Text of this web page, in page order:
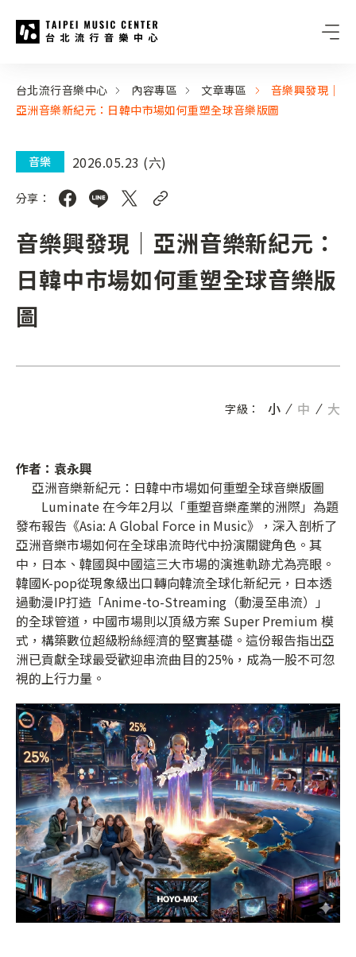
:::
台北流行音樂中心 內容專區 文章專區
音樂興發現｜
亞洲音樂新紀元：日韓中市場如何重塑全球音樂版圖
音樂 2026.05.23 (六)
分享：
音樂興發現｜亞洲音樂新紀元：
日韓中市場如何重塑全球音樂版
圖
字級： 小 中 大
作者：袁永興
亞洲音樂新紀元：日韓中市場如何重塑全球音樂版圖
Luminate 在今年2月以「重塑音樂產業的洲際」為題
發布報告《Asia: A Global Force in Music》，深入剖析了
亞洲音樂市場如何在全球串流時代中扮演關鍵角色。其
中，日本、韓國與中國這三大市場的演進軌跡尤為亮眼。
韓國K-pop從現象級出口轉向韓流全球化新紀元，日本透
過動漫IP打造「Anime-to-Streaming（動漫至串流）」
的全球管道，中國市場則以頂級方案 Super Premium 模
式，構築數位超級粉絲經濟的堅實基礎。這份報告指出亞
洲已貢獻全球最受歡迎串流曲目的25%，成為一股不可忽
視的上行力量。